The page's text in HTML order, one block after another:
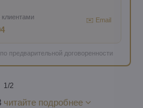
✉️ Email
предварительной договоренности
1/2
читайте подробнее